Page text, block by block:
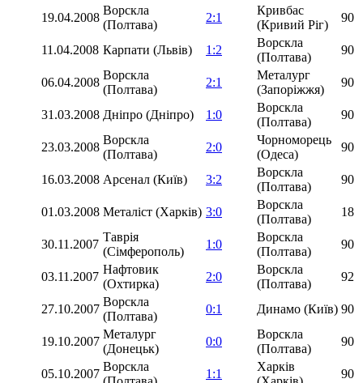
19.04.2008
Ворскла
(Полтава)
2:1
Кривбас
(Кривий Ріг)
90
11.04.2008 Карпати (Львів) 1:2
Ворскла
(Полтава)
90
06.04.2008
Ворскла
(Полтава)
2:1
Металург
(Запоріжжя)
90
31.03.2008 Дніпро (Дніпро) 1:0
Ворскла
(Полтава)
90
23.03.2008
Ворскла
(Полтава)
2:0
Чорноморець
(Одеса)
90
16.03.2008 Арсенал (Київ) 3:2
Ворскла
(Полтава)
90
01.03.2008 Металіст (Харків) 3:0
Ворскла
(Полтава)
18
30.11.2007
Таврія
(Сімферополь)
1:0
Ворскла
(Полтава)
90
03.11.2007
Нафтовик
(Охтирка)
2:0
Ворскла
(Полтава)
92
27.10.2007
Ворскла
(Полтава)
0:1 Динамо (Київ) 90
19.10.2007
Металург
(Донецьк)
0:0
Ворскла
(Полтава)
90
05.10.2007
Ворскла
1:1
Харків
90